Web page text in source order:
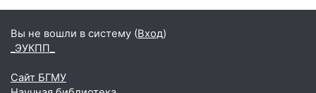
Вы не вошли в систему (Вход)
_ЭУКПП_
Сайт БГМУ